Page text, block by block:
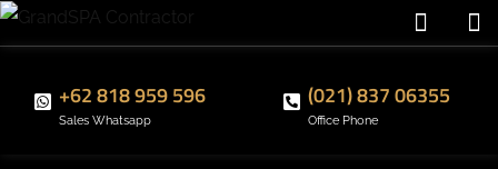
+62 818 959 596
Sales Whatsapp
(021) 837 06355
Office Phone